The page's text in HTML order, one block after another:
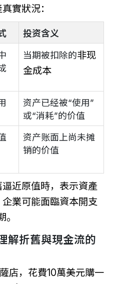
實狀況：
投资含义
当期被扣除的非现
金成本
资产已经被“使用”
或“消耗”的价值
资产账面上尚未摊
销的价值
近原值時，表示資產
業可能面臨資本開支
解折舊與現金流的
店，花費10萬美元購一